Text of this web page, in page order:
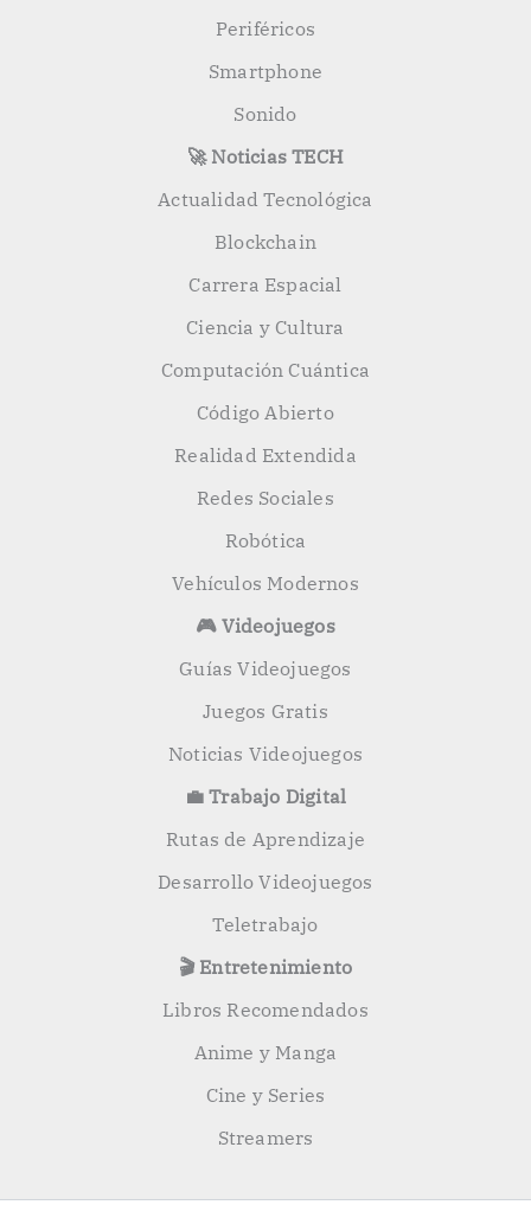
Periféricos
Smartphone
Sonido
🚀 Noticias TECH
Actualidad Tecnológica
Blockchain
Carrera Espacial
Ciencia y Cultura
Computación Cuántica
Código Abierto
Realidad Extendida
Redes Sociales
Robótica
Vehículos Modernos
🎮 Videojuegos
Guías Videojuegos
Juegos Gratis
Noticias Videojuegos
💼 Trabajo Digital
Rutas de Aprendizaje
Desarrollo Videojuegos
Teletrabajo
🎬 Entretenimiento
Libros Recomendados
Anime y Manga
Cine y Series
Streamers